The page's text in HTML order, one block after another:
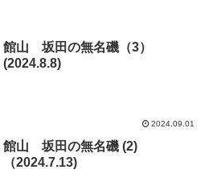
館山 坂田の無名磯（3）
(2024.8.8)
2024.09.01
館山 坂田の無名磯 (2)
（2024.7.13)